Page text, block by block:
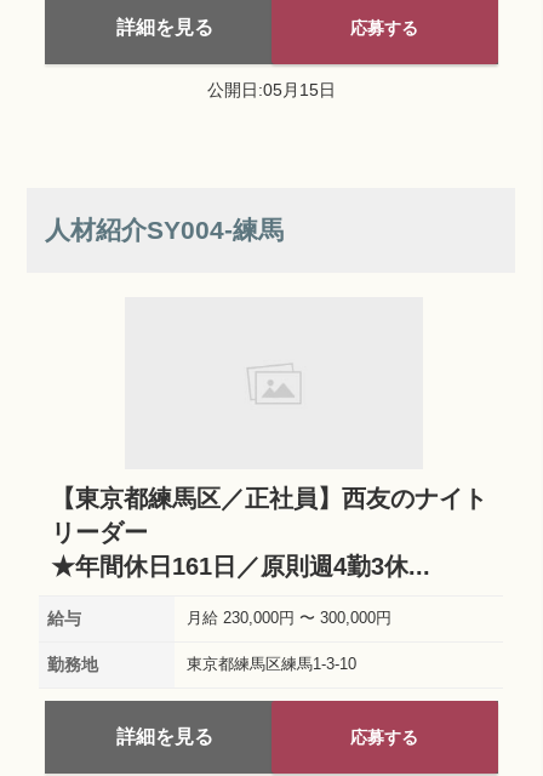
応募する
詳細を見る
公開日:05月15日
人材紹介SY004‐練馬
【東京都練馬区／正社員】西友のナイト
リーダー
★年間休日161日／原則週4勤3休...
給与 月給 230,000円 〜 300,000円
勤務地 東京都練馬区練馬1-3-10
応募する
詳細を見る